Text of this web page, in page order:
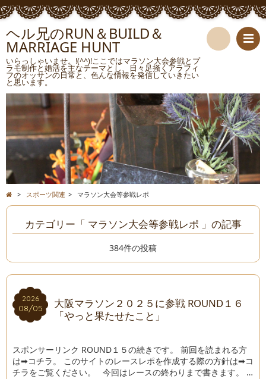
ヘル兄のRUN＆BUILD＆
MARRIAGE HUNT
いらっしゃいませ。!(^^)!ここではマラソン大会参戦とプ
ラモ制作と婚活を主なテーマとし、日々足掻くアラフィ
フのオッサンの日常と、色んな情報を発信していきたい
と思います。
> スポーツ関連 > マラソン大会等参戦レポ
カテゴリー「 マラソン大会等参戦レポ 」の記事
384件の投稿
2026
08/05
2026
08/05
大阪マラソン２０２５に参戦 ROUND１６
「やっと果たせたこと」
スポンサーリンク ROUND１５の続きです。 前回を読まれる方
は➡コチラ。 このサイトのレースレポを作成する際の方針は➡コ
チラをご覧ください。 今回はレースの終わりまで書きます。 …